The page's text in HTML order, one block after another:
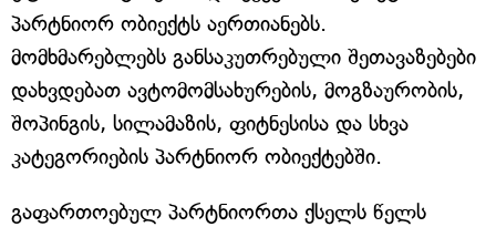
პარტნიორ ობიექტს აერთიანებს.
მომხმარებლებს განსაკუთრებული შეთავაზებები
დახვდებათ ავტომომსახურების, მოგზაურობის,
შოპინგის, სილამაზის, ფიტნესისა და სხვა
კატეგორიების პარტნიორ ობიექტებში.
გაფართოებულ პარტნიორთა ქსელს წელს